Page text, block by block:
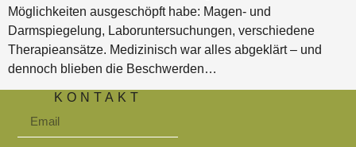
Möglichkeiten ausgeschöpft habe: Magen- und
Darmspiegelung, Laboruntersuchungen, verschiedene
Therapieansätze. Medizinisch war alles abgeklärt – und
dennoch blieben die Beschwerden…
KONTAKT